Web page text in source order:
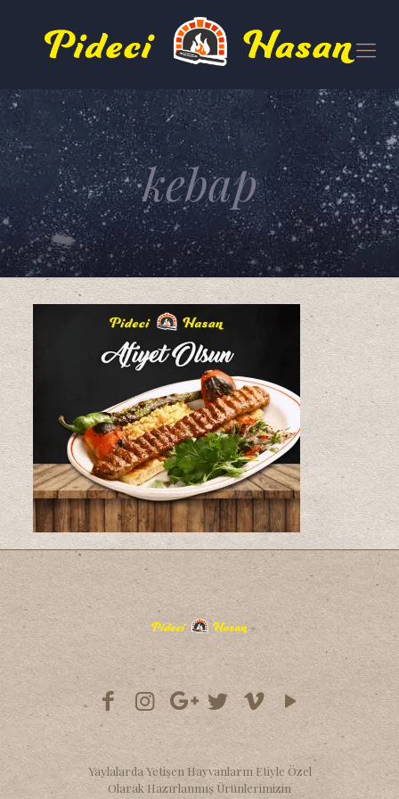
kebap
Yaylalarda Yetişen Hayvanların Etiyle Özel
Olarak Hazırlanmış Ürünlerimizin